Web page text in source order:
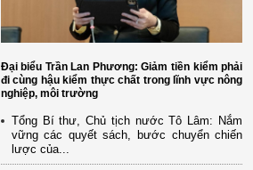
Đại biểu Trần Lan Phương: Giảm tiền kiểm phải
đi cùng hậu kiểm thực chất trong lĩnh vực nông
nghiệp, môi trường
Tổng Bí thư, Chủ tịch nước Tô Lâm: Nắm
vững các quyết sách, bước chuyển chiến
lược của...